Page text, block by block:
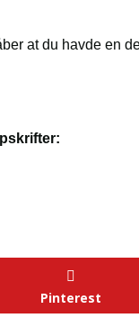
at du havde en
Pinterest